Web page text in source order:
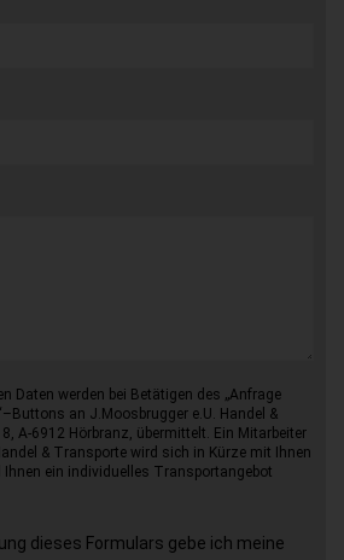
Daten werden bei Betätigen des „Anfrage
an J.Moosbrugger e.U. Handel &
A-6912 Hörbranz, übermittelt. Ein Mitarbeiter
& Transporte wird sich in Kürze mit Ihnen
ein individuelles Transportangebot
dieses Formulars gebe ich meine